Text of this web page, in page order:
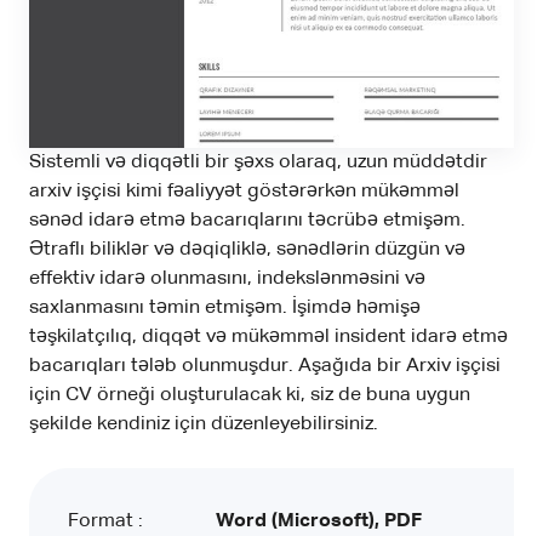
Sistemli və diqqətli bir şəxs olaraq, uzun müddətdir
arxiv işçisi kimi fəaliyyət göstərərkən mükəmməl
sənəd idarə etmə bacarıqlarını təcrübə etmişəm.
Ətraflı biliklər və dəqiqliklə, sənədlərin düzgün və
effektiv idarə olunmasını, indekslənməsini və
saxlanmasını təmin etmişəm. İşimdə həmişə
təşkilatçılıq, diqqət və mükəmməl insident idarə etmə
bacarıqları tələb olunmuşdur. Aşağıda bir Arxiv işçisi
için CV örneği oluşturulacak ki, siz de buna uygun
şekilde kendiniz için düzenleyebilirsiniz.
Format :
Word (Microsoft), PDF